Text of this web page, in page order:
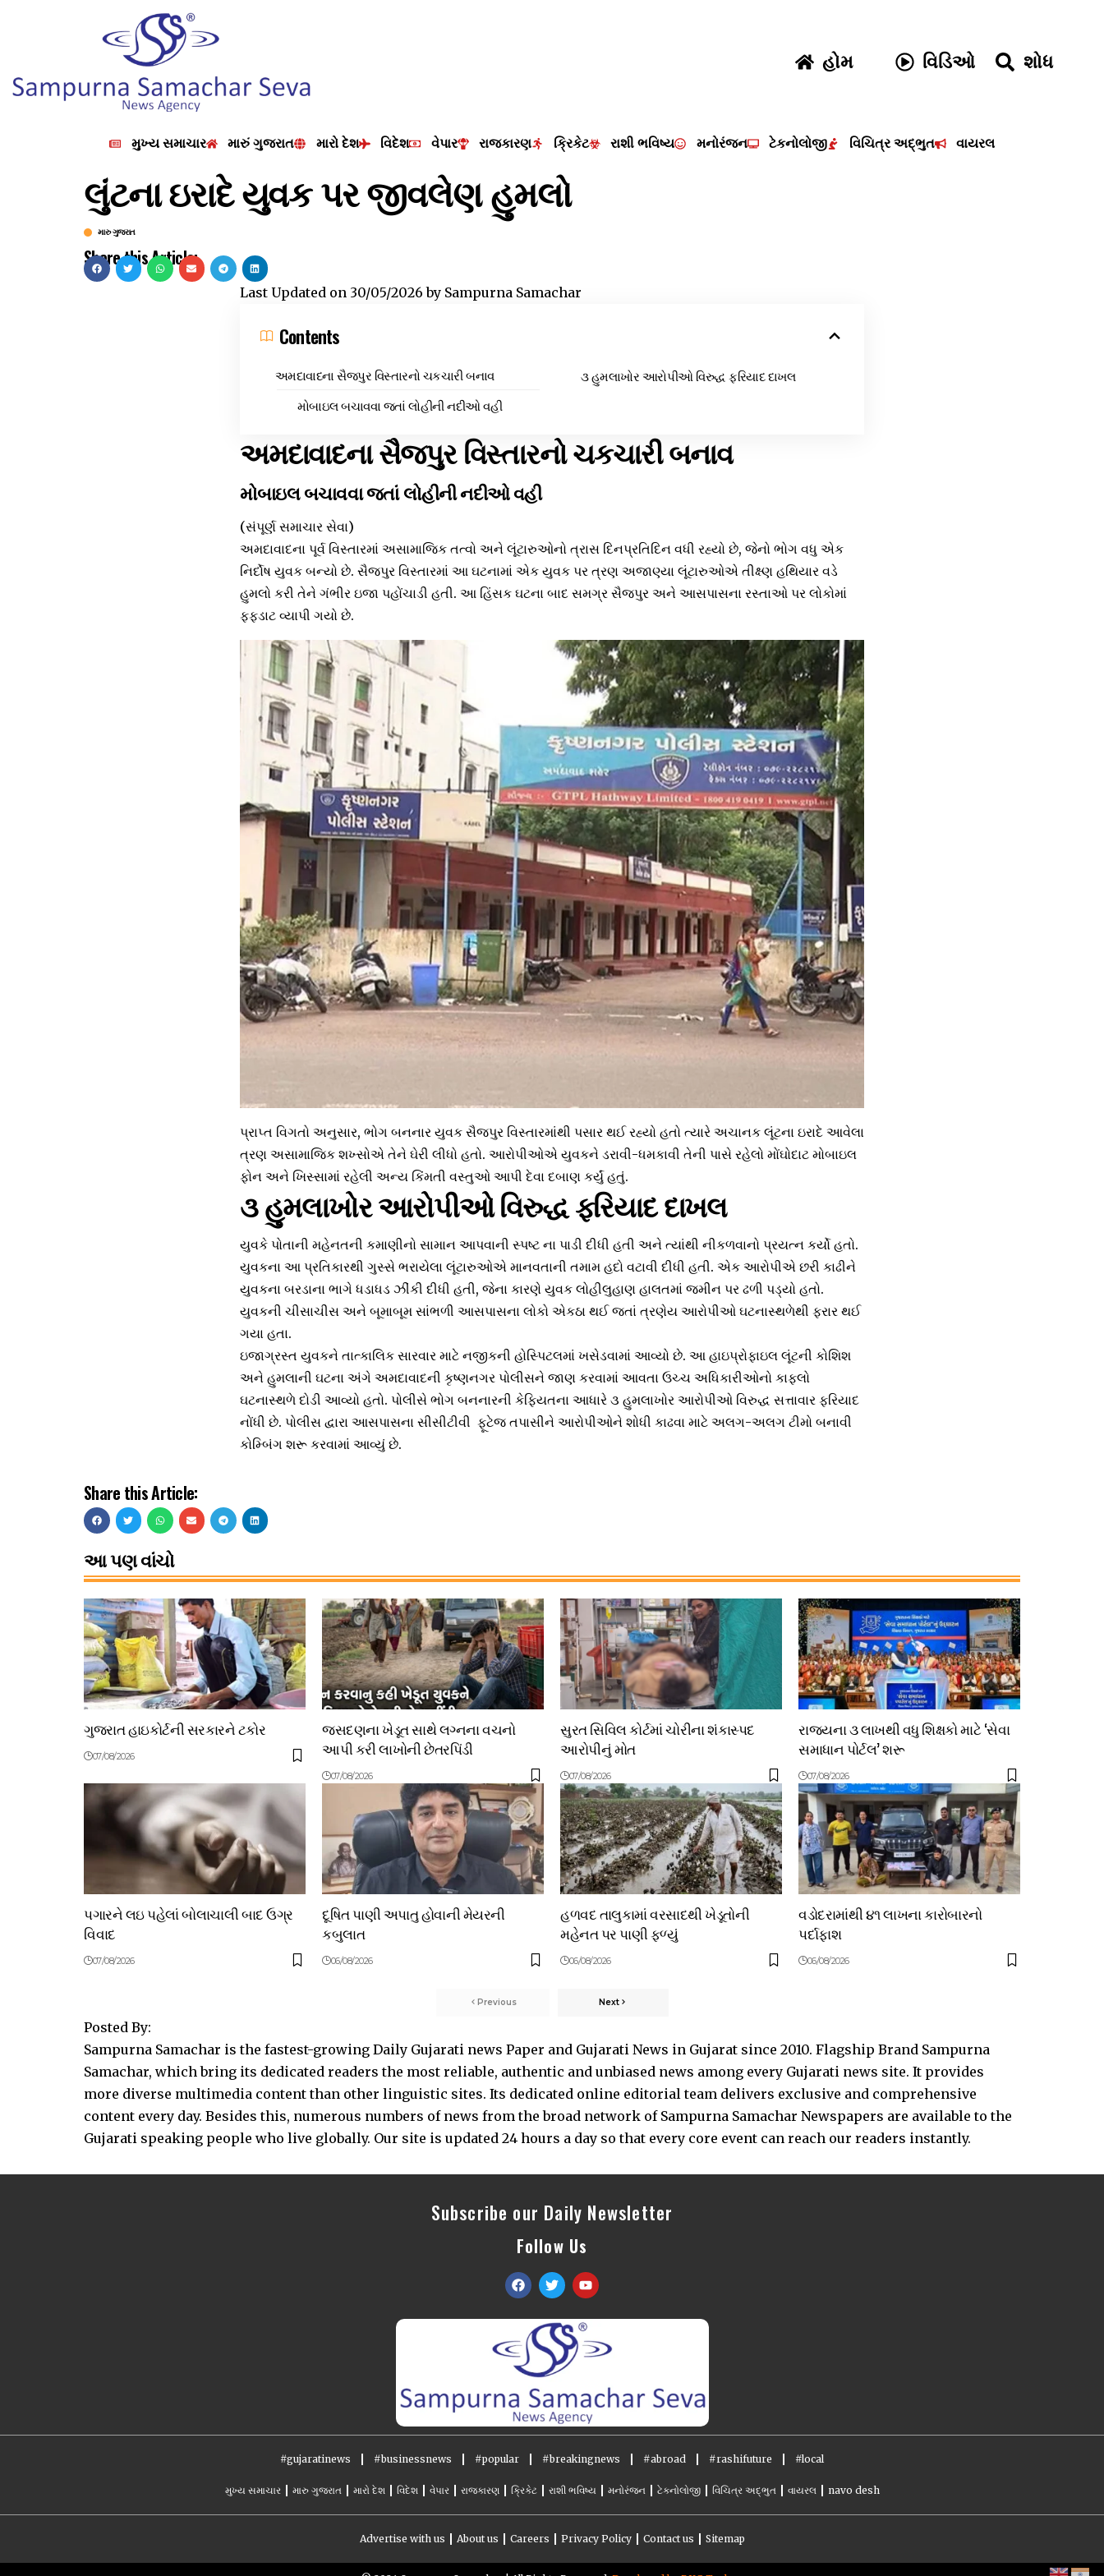
હોમ વિડિઓ શોધ
મુખ્ય સમાચાર મારું ગુજરાત મારો દેશ વિદેશ વેપાર રાજકારણ ક્રિકેટ રાશી ભવિષ્ય મનોરંજન ટેકનોલોજી વિચિત્ર અદ્ભુત વાયરલ
લુંટના ઇરાદે યુવક પર જીવલેણ હુમલો
મારુ ગુજરાત
Share this Article:
Last Updated on 30/05/2026 by Sampurna Samachar
Contents
અમદાવાદના સૈજપુર વિસ્તારનો ચકચારી બનાવ
મોબાઇલ બચાવવા જતાં લોહીની નદીઓ વહી
૩ હુમલાખોર આરોપીઓ વિરુદ્ધ ફરિયાદ દાખલ
અમદાવાદના સૈજપુર વિસ્તારનો ચકચારી બનાવ
મોબાઇલ બચાવવા જતાં લોહીની નદીઓ વહી
(સંપૂર્ણ સમાચાર સેવા)
અમદાવાદના પૂર્વ વિસ્તારમાં અસામાજિક તત્વો અને લૂંટારુઓનો ત્રાસ દિનપ્રતિદિન વધી રહ્યો છે, જેનો ભોગ વધુ એક
નિર્દોષ યુવક બન્યો છે. સૈજપુર વિસ્તારમાં આ ઘટનામાં એક યુવક પર ત્રણ અજાણ્યા લૂંટારુઓએ તીક્ષ્ણ હથિયાર વડે
હુમલો કરી તેને ગંભીર ઇજા પહોંચાડી હતી. આ હિંસક ઘટના બાદ સમગ્ર સૈજપુર અને આસપાસના રસ્તાઓ પર લોકોમાં
ફફડાટ વ્યાપી ગયો છે.
પ્રાપ્ત વિગતો અનુસાર, ભોગ બનનાર યુવક સૈજપુર વિસ્તારમાંથી પસાર થઈ રહ્યો હતો ત્યારે અચાનક લૂંટના ઇરાદે આવેલા
ત્રણ અસામાજિક શખ્સોએ તેને ઘેરી લીધો હતો. આરોપીઓએ યુવકને ડરાવી-ધમકાવી તેની પાસે રહેલો મોંઘોદાટ મોબાઇલ
ફોન અને ખિસ્સામાં રહેલી અન્ય કિંમતી વસ્તુઓ આપી દેવા દબાણ કર્યું હતું.
૩ હુમલાખોર આરોપીઓ વિરુદ્ધ ફરિયાદ દાખલ
યુવકે પોતાની મહેનતની કમાણીનો સામાન આપવાની સ્પષ્ટ ના પાડી દીધી હતી અને ત્યાંથી નીકળવાનો પ્રયત્ન કર્યો હતો.
યુવકના આ પ્રતિકારથી ગુસ્સે ભરાયેલા લૂંટારુઓએ માનવતાની તમામ હદો વટાવી દીધી હતી. એક આરોપીએ છરી કાઢીને
યુવકના બરડાના ભાગે ધડાધડ ઝીંકી દીધી હતી, જેના કારણે યુવક લોહીલુહાણ હાલતમાં જમીન પર ઢળી પડ્યો હતો.
યુવકની ચીસાચીસ અને બૂમાબૂમ સાંભળી આસપાસના લોકો એકઠા થઈ જતાં ત્રણેય આરોપીઓ ઘટનાસ્થળેથી ફરાર થઈ
ગયા હતા.
ઇજાગ્રસ્ત યુવકને તાત્કાલિક સારવાર માટે નજીકની હોસ્પિટલમાં ખસેડવામાં આવ્યો છે. આ હાઇપ્રોફાઇલ લૂંટની કોશિશ
અને હુમલાની ઘટના અંગે અમદાવાદની કૃષ્ણનગર પોલીસને જાણ કરવામાં આવતા ઉચ્ચ અધિકારીઓનો કાફલો
ઘટનાસ્થળે દોડી આવ્યો હતો. પોલીસે ભોગ બનનારની કેફિયતના આધારે ૩ હુમલાખોર આરોપીઓ વિરુદ્ધ સત્તાવાર ફરિયાદ
નોંધી છે. પોલીસ દ્વારા આસપાસના સીસીટીવી ફૂટેજ તપાસીને આરોપીઓને શોધી કાઢવા માટે અલગ-અલગ ટીમો બનાવી
કોમ્બિંગ શરૂ કરવામાં આવ્યું છે.
Share this Article:
આ પણ વાંચો
ગુજરાત હાઇકોર્ટની સરકારને ટકોર
07/08/2026
જસદણના ખેડૂત સાથે લગ્નના વચનો
આપી કરી લાખોની છેતરપિંડી
07/08/2026
સુરત સિવિલ કોર્ટમાં ચોરીના શંકાસ્પદ
આરોપીનું મોત
07/08/2026
રાજ્યના ૩ લાખથી વધુ શિક્ષકો માટે ‘સેવા
સમાધાન પોર્ટલ’ શરૂ
07/08/2026
પગારને લઇ પહેલાં બોલાચાલી બાદ ઉગ્ર
વિવાદ
07/08/2026
દૂષિત પાણી અપાતુ હોવાની મેયરની
કબુલાત
06/08/2026
હળવદ તાલુકામાં વરસાદથી ખેડૂતોની
મહેનત પર પાણી ફળ્યું
06/08/2026
વડોદરામાંથી ૪૧ લાખના કારોબારનો
પર્દાફાશ
06/08/2026
Previous Next
Posted By:
Sampurna Samachar is the fastest-growing Daily Gujarati news Paper and Gujarati News in Gujarat since 2010. Flagship Brand Sampurna
Samachar, which bring its dedicated readers the most reliable, authentic and unbiased news among every Gujarati news site. It provides
more diverse multimedia content than other linguistic sites. Its dedicated online editorial team delivers exclusive and comprehensive
content every day. Besides this, numerous numbers of news from the broad network of Sampurna Samachar Newspapers are available to the
Gujarati speaking people who live globally. Our site is updated 24 hours a day so that every core event can reach our readers instantly.
Subscribe our Daily Newsletter
Follow Us
#gujaratinews #businessnews #popular #breakingnews #abroad #rashifuture #local
મુખ્ય સમાચાર મારુ ગુજરાત મારો દેશ વિદેશ વેપાર રાજકારણ ક્રિકેટ રાશી ભવિષ્ય મનોરંજન ટેકનોલોજી વિચિત્ર અદ્ભુત વાયરલ navo desh
Advertise with us About us Careers Privacy Policy Contact us Sitemap